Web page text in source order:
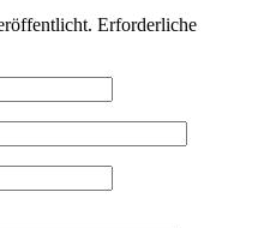
Erforderliche